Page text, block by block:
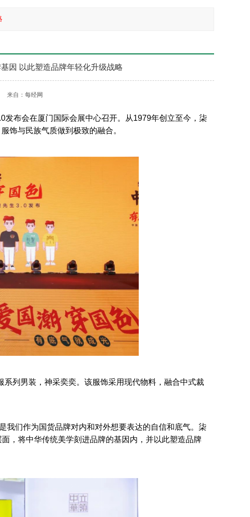
因 以此塑造品牌年轻化升级战略
来自： 每经网
布会在厦门国际会展中心召开。从1979年创立至今，柒
饰与民族气质做到极致的融合。
列男装，神采奕奕。该服饰采用现代物料，融合中式裁
我们作为国货品牌对内和对外想要表达的自信和底气。柒
，将中华传统美学刻进品牌的基因内，并以此塑造品牌